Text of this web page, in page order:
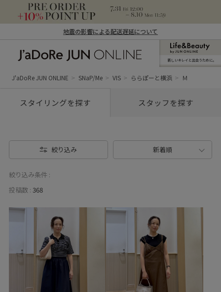
地震の影響による配送遅延について
ン オンライン）
新しいキレイと出合うために。
J'aDoRe JUN ONLINE SNaP/Me VIS ららぽーと横浜 Ｍ
スタイリングを探す スタッフを探す
絞り込み 新着順
絞り込み条件 :
投稿数 : 368